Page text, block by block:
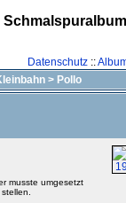
Schmalspuralbum
Datenschutz ::
> Pollo
musste umgesetzt